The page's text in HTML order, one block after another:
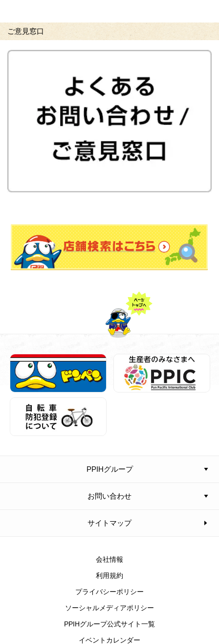
ご意見窓口
PPIHグループ
お問い合わせ
サイトマップ
会社情報
利用規約
プライバシーポリシー
ソーシャルメディアポリシー
PPIHグループ公式サイト一覧
イベントカレンダー